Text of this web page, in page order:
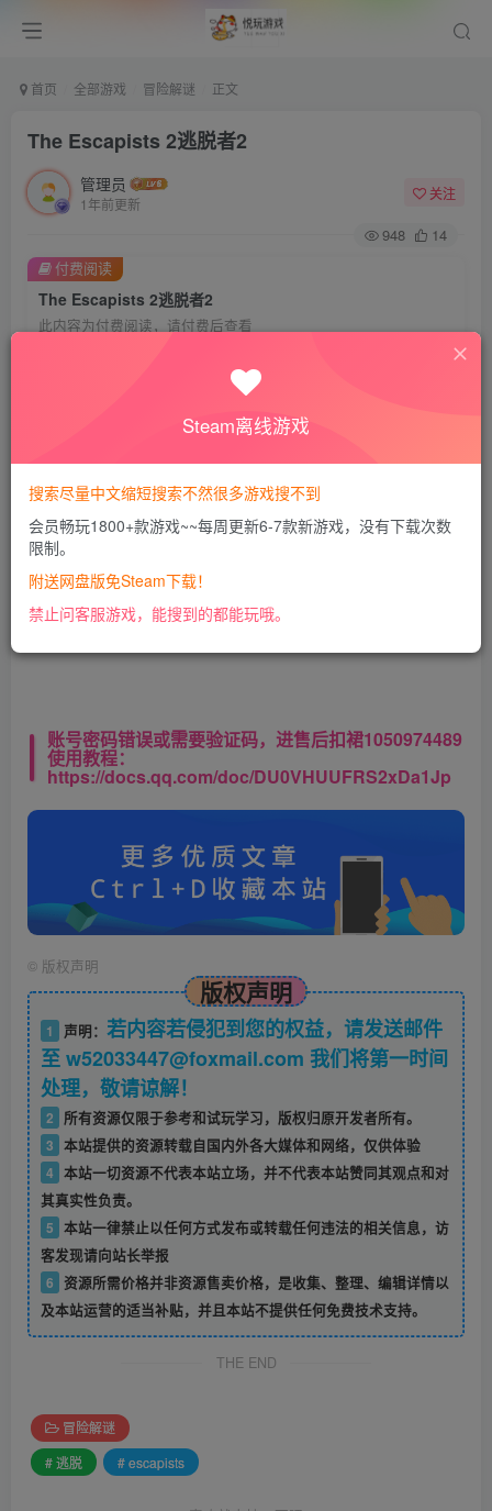
首页 全部游戏 冒险解谜 正文
The Escapists 2逃脱者2
管理员
1年前更新
关注
948 14
The Escapists 2逃脱者2
此内容为付费阅读，请付费后查看
开通会员
付费阅读
此处内容已隐藏，VIP会员可见
请登录后查看特权
账号密码错误或需要验证码，进售后扣裙1050974489
使用教程：
https://docs.qq.com/doc/DU0VHUUFRS2xDa1Jp
© 版权声明
版权声明
1 声明： 若内容若侵犯到您的权益，请发送邮件
至 w52033447@foxmail.com 我们将第一时间
处理，敬请谅解！
2
所有资源仅限于参考和试玩学习，版权归原开发者所有。
3 本站提供的资源转载自国内外各大媒体和网络，仅供体验
4 本站一切资源不代表本站立场，并不代表本站赞同其观点和对
其真实性负责。
5 本站一律禁止以任何方式发布或转载任何违法的相关信息，访
客发现请向站长举报
6
资源所需价格并非资源售卖价格，是收集、整理、编辑详情以
及本站运营的适当补贴，并且本站不提供任何免费技术支持。
THE END
冒险解谜
# 逃脱
# escapists
Steam离线游戏
搜索尽量中文缩短搜索不然很多游戏搜不到
会员畅玩1800+款游戏~~每周更新6-7款新游戏，没有下载次数
限制。
附送网盘版免Steam下载！
禁止问客服游戏，能搜到的都能玩哦。